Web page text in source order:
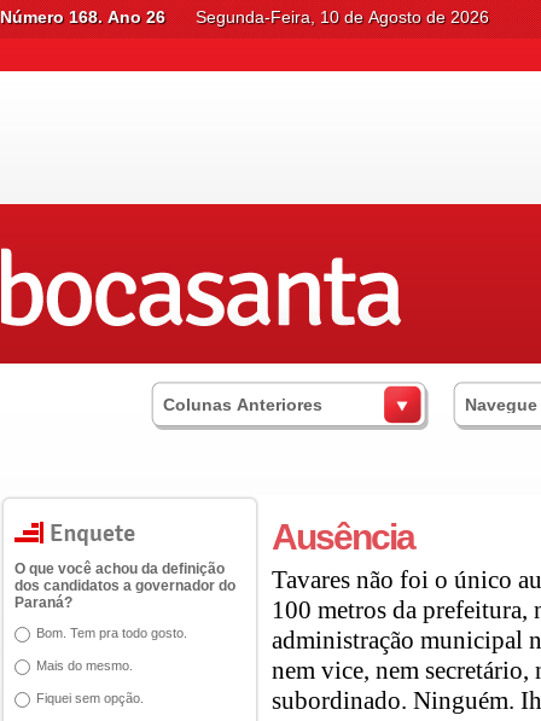
Número 168. Ano 26 Segunda-Feira, 10 de Agosto de 2026
Colunas Anteriores
O que você achou da definição
dos candidatos a governador do
Paraná?
Bom. Tem pra todo gosto.
Mais do mesmo.
Fiquei sem opção.
Ausência
Tavares não foi o único
100 metros da prefeitura,
administração municipal
nem vice, nem secretário,
subordinado. Ninguém.